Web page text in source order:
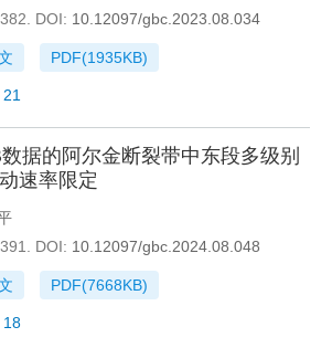
DOI: 10.12097/gbc.2023.08.034
PDF(1935KB)
21
据的阿尔金断裂带中东段多级别
速率限定
DOI: 10.12097/gbc.2024.08.048
PDF(7668KB)
18